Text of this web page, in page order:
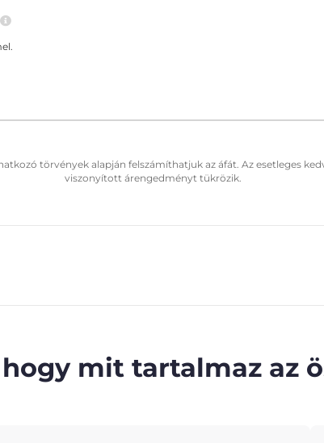
törvények alapján felszámíthatjuk az áfát. Az esetleges
viszonyított árengedményt tükrözik.
mit tartalmaz az